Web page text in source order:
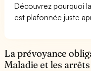
Découvrez pourquoi
est plafonnée juste
La prévoyance
Maladie et les